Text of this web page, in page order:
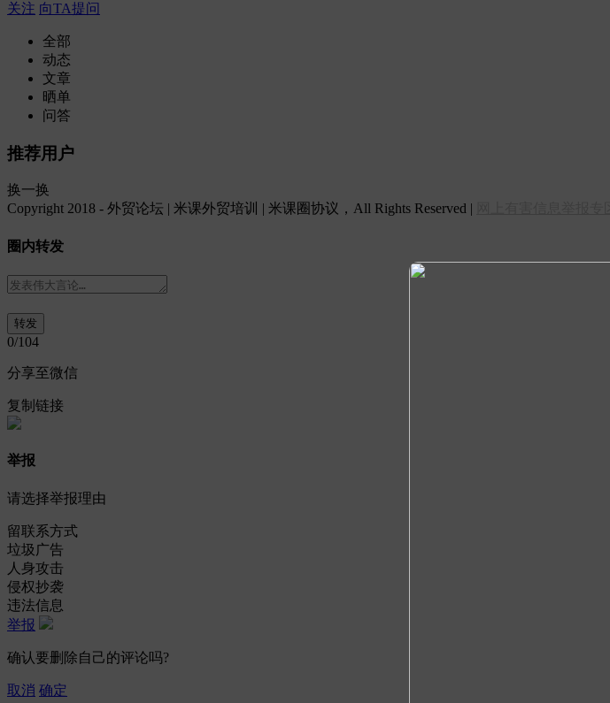
关注 向TA提问
全部
动态
文章
晒单
问答
推荐用户
换一换
Copyright 2018 - 外贸论坛 | 米课外贸培训 | 米课圈协议，All Rights Reserved |
圈内转发
0/104
分享至微信
复制链接
举报
请选择举报理由
留联系方式
垃圾广告
人身攻击
侵权抄袭
违法信息
举报
确认要删除自己的评论吗?
取消 确定